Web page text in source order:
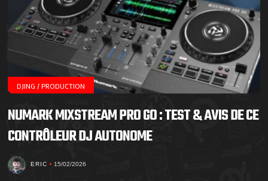
DJING / PRODUCTION
NUMARK MIXSTREAM PRO GO : TEST & AVIS DE CE
CONTRÔLEUR DJ AUTONOME
ERIC 15/02/2026